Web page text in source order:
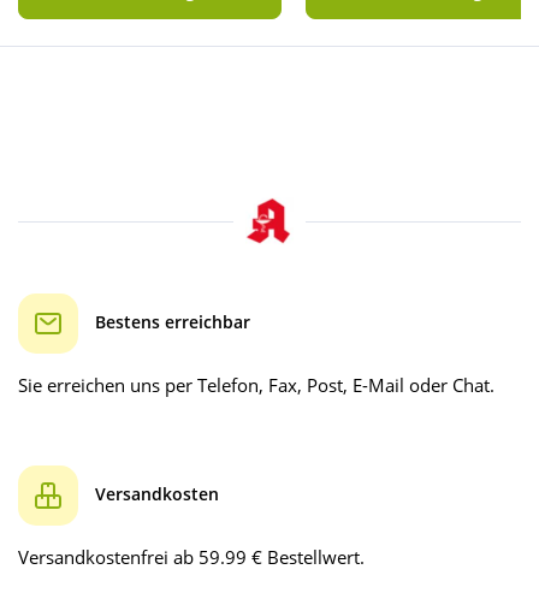
Bestens erreichbar
Sie erreichen uns per Telefon, Fax, Post, E-Mail oder Chat.
Versandkosten
Versandkostenfrei ab 59.99 € Bestellwert.